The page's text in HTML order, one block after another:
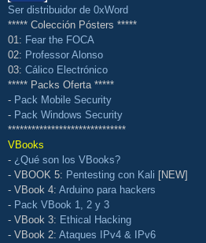
Ser distribuidor de 0xWord
***** Colección Pósters *****
01: Fear the FOCA
02: Professor Alonso
03: Cálico Electrónico
***** Packs Oferta *****
- Pack Mobile Security
- Pack Windows Security
******************************
VBooks
- ¿Qué son los VBooks?
- VBOOK 5: Pentesting con Kali [NEW]
- VBook 4: Arduino para hackers
- Pack VBook 1, 2 y 3
- VBook 3: Ethical Hacking
- VBook 2: Ataques IPv4 & IPv6